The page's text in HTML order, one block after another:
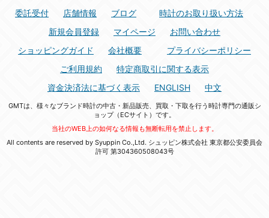
委託受付
店舗情報 ブログ
時計のお取り扱い方法
新規会員登録
マイページ
お問い合わせ
ショッピングガイド
会社概要
プライバシーポリシー
ご利用規約
特定商取引に関する表示
資金決済法に基づく表示
ENGLISH 中文
GMTは、様々なブランド時計の中古・新品販売、買取・下取を行う時計専門の通販シ
ョップ（ECサイト）です。
当社のWEB上の如何なる情報も無断転用を禁止します。
All contents are reserved by Syuppin Co.,Ltd. シュッピン株式会社 東京都公安委員会
許可 第304360508043号